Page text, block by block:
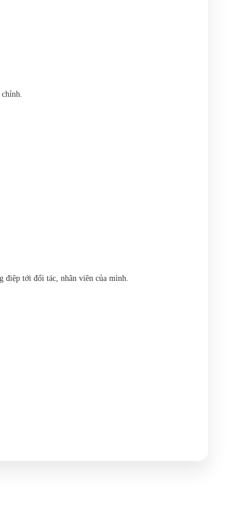
điệp tới đối tác, nhân viên của mình.